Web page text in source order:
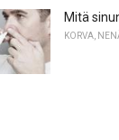
Mitä
KORVA,